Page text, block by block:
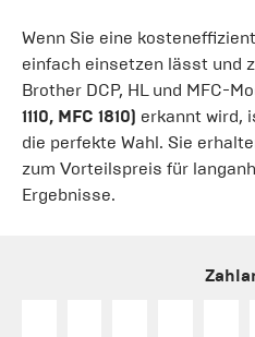
Wenn Sie eine
einfach einsetzen lässt und
Brother DCP, HL und MFC-
1110, MFC 1810) erkannt wird,
die perfekte Wahl. Sie
zum Vorteilspreis für
Ergebnisse.